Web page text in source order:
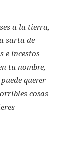
a la tierra,
sarta de
e incestos
tu nombre,
querer
cosas